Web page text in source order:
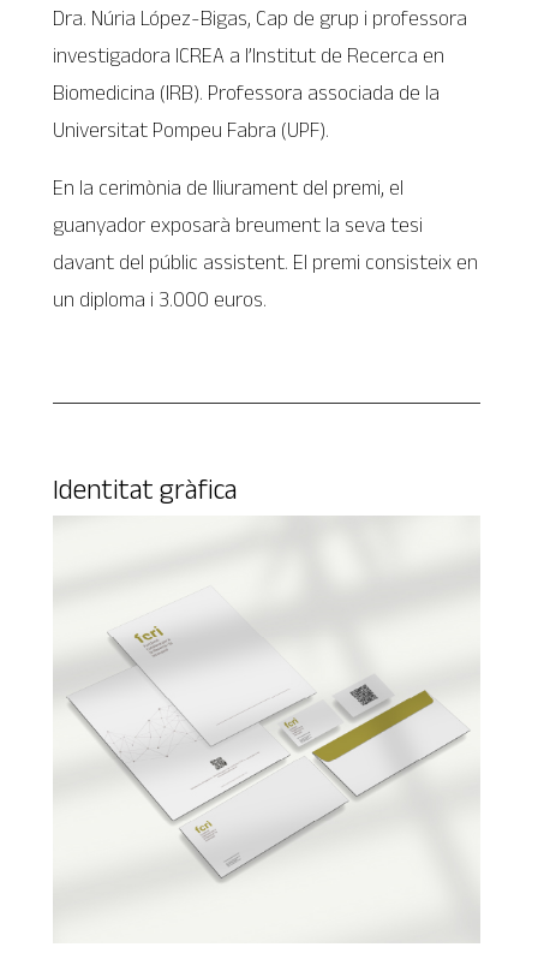
Dra. Núria López-Bigas, Cap de grup i professora
investigadora ICREA a l’Institut de Recerca en
Biomedicina (IRB). Professora associada de la
Universitat Pompeu Fabra (UPF).
En la cerimònia de lliurament del premi, el
guanyador exposarà breument la seva tesi
davant del públic assistent. El premi consisteix en
un diploma i 3.000 euros.
Identitat gràfica